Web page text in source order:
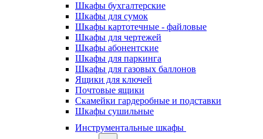
Шкафы бухгалтерские
Шкафы для сумок
Шкафы картотечные - файловые
Шкафы для чертежей
Шкафы абонентские
Шкафы для паркинга
Шкафы для газовых баллонов
Ящики для ключей
Почтовые ящики
Скамейки гардеробные и подставки
Шкафы сушильные
Инструментальные шкафы